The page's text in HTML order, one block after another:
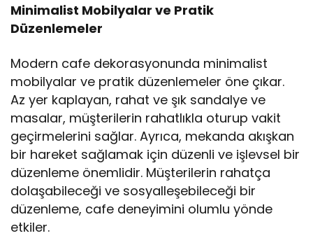
Minimalist Mobilyalar ve Pratik
Düzenlemeler
Modern cafe dekorasyonunda minimalist
mobilyalar ve pratik düzenlemeler öne çıkar.
Az yer kaplayan, rahat ve şık sandalye ve
masalar, müşterilerin rahatlıkla oturup vakit
geçirmelerini sağlar. Ayrıca, mekanda akışkan
bir hareket sağlamak için düzenli ve işlevsel bir
düzenleme önemlidir. Müşterilerin rahatça
dolaşabileceği ve sosyalleşebileceği bir
düzenleme, cafe deneyimini olumlu yönde
etkiler.